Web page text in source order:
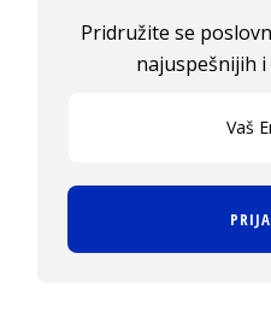
Pridružite se
najuspešnijih